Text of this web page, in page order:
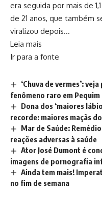
era seguida por mais de
de 21 anos, que também
viralizou depois…
Leia mais
Ir para a fonte
‘Chuva de vermes’:
fenômeno raro em Pequim
Dona dos ‘maiores
recorde: maiores maçãs
Mar de Saúde:
reações adversas à saúde
Ator José Dumont é
imagens de pornografia
Ainda tem mais!
no fim de semana